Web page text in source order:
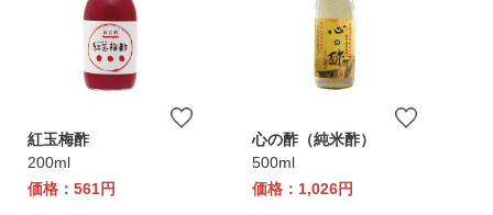
紅玉梅酢
200ml
価格：561円
心の酢（純米酢）
500ml
価格：1,026円